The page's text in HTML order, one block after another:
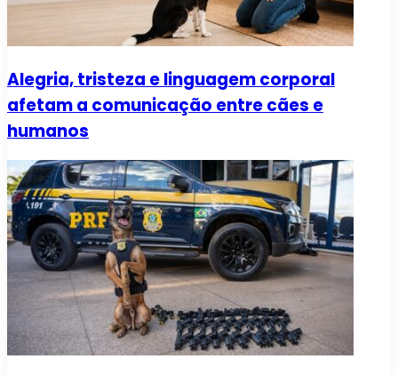
Alegria, tristeza e linguagem corporal
afetam a comunicação entre cães e
humanos